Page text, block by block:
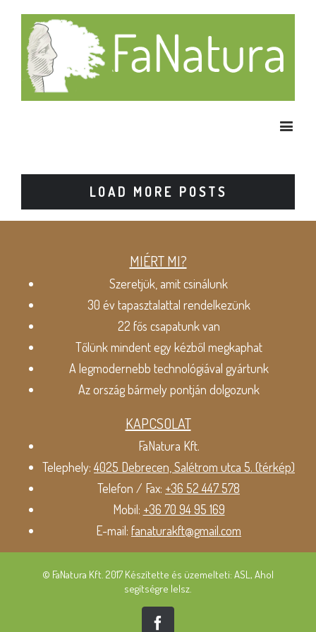
LOAD MORE POSTS
MIÉRT MI?
Szeretjük, amit csinálunk
30 év tapasztalattal rendelkezünk
22 fős csapatunk van
Tőlünk mindent egy kézből megkaphat
A legmodernebb technológiával gyártunk
Az ország bármely pontján dolgozunk
KAPCSOLAT
FaNatura Kft.
Telephely:4025 Debrecen, Salétrom utca 5. (térkép)
Telefon / Fax: +36 52 447 578
Mobil: +36 70 94 95 169
E-mail: fanaturakft@gmail.com
© FaNatura Kft. 2017 Készítette és üzemelteti: ASL, Ahol
segítségre lelsz.